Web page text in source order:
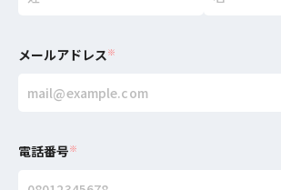
メールアドレス※
電話番号※